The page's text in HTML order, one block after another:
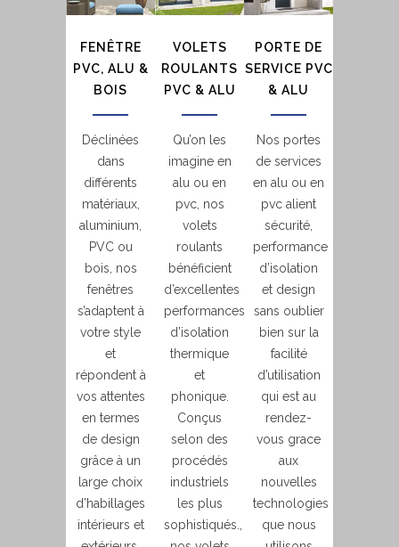
FENÊTRE
PVC, ALU &
BOIS
Déclinées
dans
différents
matériaux,
aluminium,
PVC ou
bois, nos
fenêtres
s’adaptent à
votre style
et
répondent à
vos attentes
en termes
de design
grâce à un
large choix
d’habillages
intérieurs et
VOLETS
ROULANTS
PVC & ALU
Qu’on les
imagine en
alu ou en
pvc, nos
volets
roulants
bénéficient
d’excellentes
performances
d’isolation
thermique
et
phonique.
Conçus
selon des
procédés
industriels
les plus
sophistiqués.,
PORTE DE
SERVICE PVC
& ALU
Nos portes
de services
en alu ou en
pvc alient
sécurité,
performance
d’isolation
et design
sans oublier
bien sur la
facilité
d’utilisation
qui est au
rendez-
vous grace
aux
nouvelles
technologies
que nous